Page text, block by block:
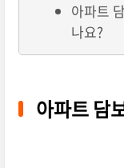
아파트
나요?
아파트 담